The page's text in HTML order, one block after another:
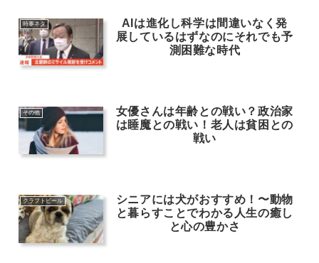
時事ネタ
AIは進化し科学は間違いなく発
展しているはずなのにそれでも予
測困難な時代
その他
女優さんは年齢との戦い？政治家
は睡魔との戦い！老人は貧困との
戦い
クラフトビール
シニアには犬がおすすめ！〜動物
と暮らすことでわかる人生の癒し
と心の豊かさ